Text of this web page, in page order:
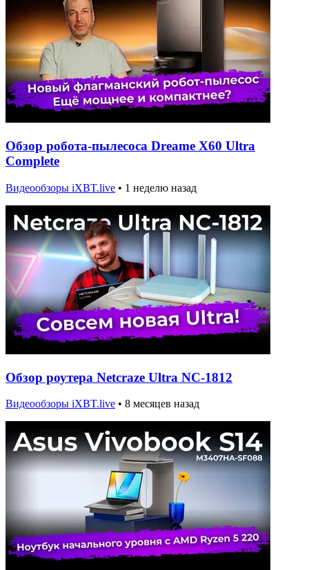
Обзор робота-пылесоса Dreame X60 Ultra
Complete
Видеообзоры iXBT.live • 1 неделю назад
Обзор роутера Netcraze Ultra NC-1812
Видеообзоры iXBT.live • 8 месяцев назад